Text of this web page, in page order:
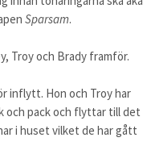
Sparsam.
Troy och Brady framför.
inflytt. Hon och Troy har
och pack och flyttar till det
i huset vilket de har gått